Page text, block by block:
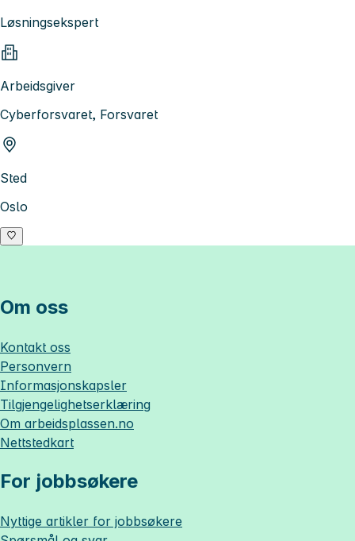
Løsningsekspert
Arbeidsgiver
Cyberforsvaret, Forsvaret
Sted
Oslo
Om oss
Kontakt oss
Personvern
Informasjonskapsler
Tilgjengelighetserklæring
Om arbeidsplassen.no
Nettstedkart
For jobbsøkere
Nyttige artikler for jobbsøkere